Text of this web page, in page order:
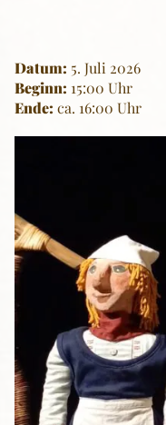
Datum: 5. Juli 2026
Beginn: 15:00 Uhr
Ende: ca. 16:00 Uhr